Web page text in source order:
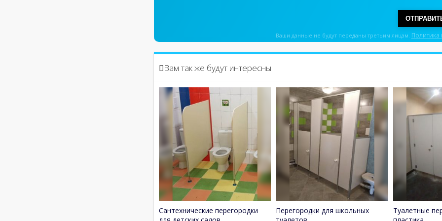
Ваши данные не будут переданы третьим лицам.
Вам так же будут интересны
Сантехнические перегородки
Перегородки для школьных
Туалетные